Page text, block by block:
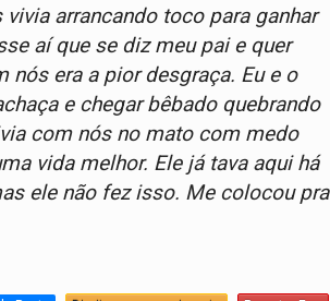
arrancando toco para ganhar
aí que se diz meu pai e quer
nós era a pior desgraça. Eu e o
e chegar bêbado quebrando
com nós no mato com medo
vida melhor. Ele já tava aqui há
ele não fez isso. Me colocou pra